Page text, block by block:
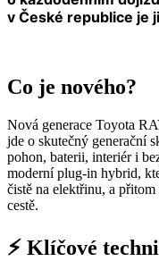
v České republice je
Co je nového?
Nová generace Toyota
jde o skutečný generační
pohon, baterii, interiér i
moderní plug-in hybrid,
čistě na elektřinu, a
cestě.
⚡ Klíčové